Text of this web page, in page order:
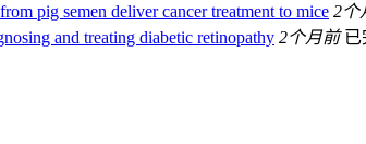
pig semen deliver cancer treatment to mice 2个
and treating diabetic retinopathy 2个月前 已